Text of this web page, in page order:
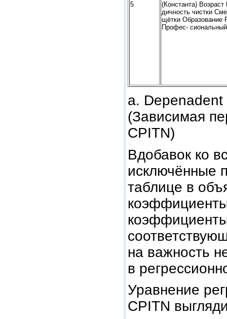
5
(Константа) Возраст
дичность чистки
щётки Образование
Профес-
а. Dереnаdеnt
(Зависимая
CPITN)
Вдобавок ко
исключённые
таблице в
на важность
в
Уравнение
CPITN